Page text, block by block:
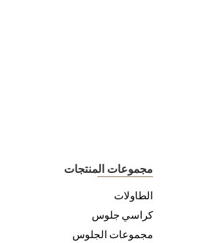
مجموعات المنتجات
الطاولات
كراسي جلوس
مجموعات الجلوس